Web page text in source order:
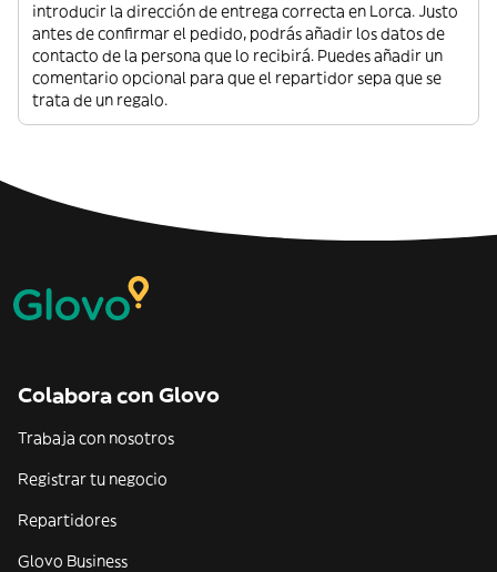
introducir la dirección de entrega correcta en Lorca. Justo
antes de confirmar el pedido, podrás añadir los datos de
contacto de la persona que lo recibirá. Puedes añadir un
comentario opcional para que el repartidor sepa que se
trata de un regalo.
Colabora con Glovo
Trabaja con nosotros
Registrar tu negocio
Repartidores
Glovo Business